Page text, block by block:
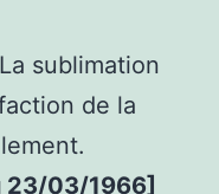
La sublimation
de la
23/03/1966]